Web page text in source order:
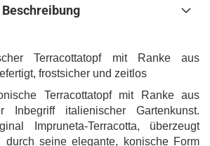
Beschreibung
Terracottatopf mit Ranke aus
frostsicher und zeitlos
Terracottatopf mit Ranke aus
Inbegriff italienischer Gartenkunst.
Impruneta-Terracotta, überzeugt
durch seine elegante, konische Form